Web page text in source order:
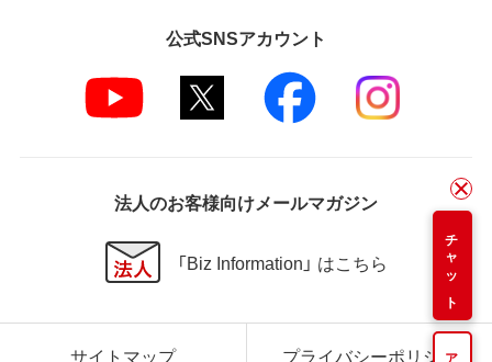
チャット
公式SNSアカウント
法人のお客様向けメールマガジン
「Biz Information」 はこちら
サイトマップ プライバシーポリシー